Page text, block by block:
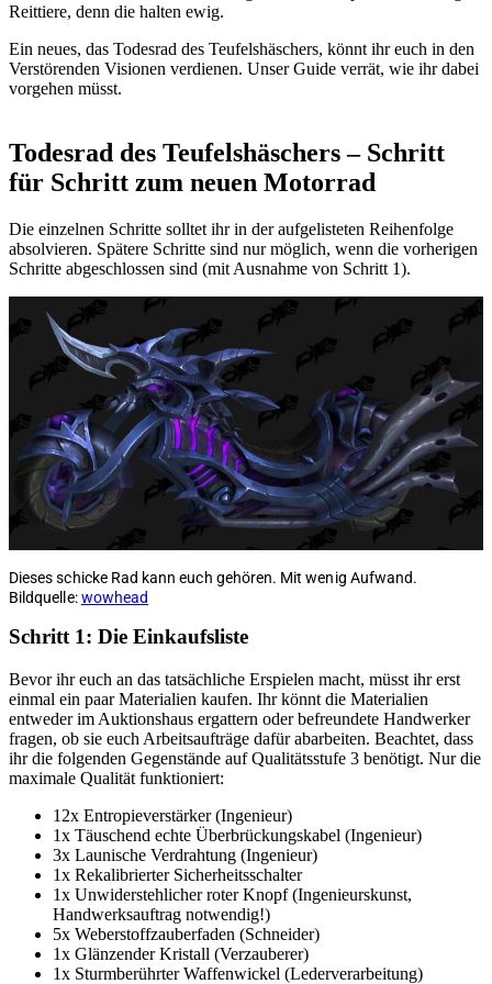
Reittiere, denn die halten ewig.
Ein neues, das Todesrad des Teufelshäschers, könnt ihr euch in den
Verstörenden Visionen verdienen. Unser Guide verrät, wie ihr dabei
vorgehen müsst.
Todesrad des Teufelshäschers – Schritt
für Schritt zum neuen Motorrad
Die einzelnen Schritte solltet ihr in der aufgelisteten Reihenfolge
absolvieren. Spätere Schritte sind nur möglich, wenn die vorherigen
Schritte abgeschlossen sind (mit Ausnahme von Schritt 1).
Dieses schicke Rad kann euch gehören. Mit wenig Aufwand.
Bildquelle:wowhead
Schritt 1: Die Einkaufsliste
Bevor ihr euch an das tatsächliche Erspielen macht, müsst ihr erst
einmal ein paar Materialien kaufen. Ihr könnt die Materialien
entweder im Auktionshaus ergattern oder befreundete Handwerker
fragen, ob sie euch Arbeitsaufträge dafür abarbeiten. Beachtet, dass
ihr die folgenden Gegenstände auf Qualitätsstufe 3 benötigt. Nur die
maximale Qualität funktioniert:
12x Entropieverstärker (Ingenieur)
1x Täuschend echte Überbrückungskabel (Ingenieur)
3x Launische Verdrahtung (Ingenieur)
1x Rekalibrierter Sicherheitsschalter
1x Unwiderstehlicher roter Knopf (Ingenieurskunst,
Handwerksauftrag notwendig!)
5x Weberstoffzauberfaden (Schneider)
1x Glänzender Kristall (Verzauberer)
1x Sturmberührter Waffenwickel (Lederverarbeitung)